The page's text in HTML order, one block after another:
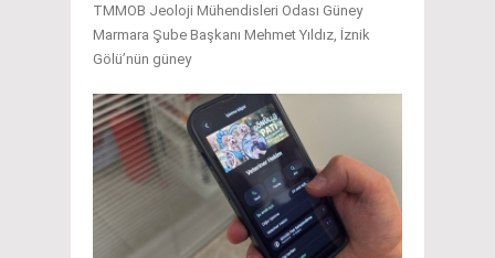
TMMOB Jeoloji Mühendisleri Odası Güney
Marmara Şube Başkanı Mehmet Yıldız, İznik
Gölü’nün güney